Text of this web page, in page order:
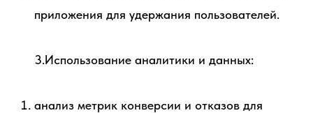
приложения для удержания пользователей.
3.Использование аналитики и данных:
анализ метрик конверсии и отказов для